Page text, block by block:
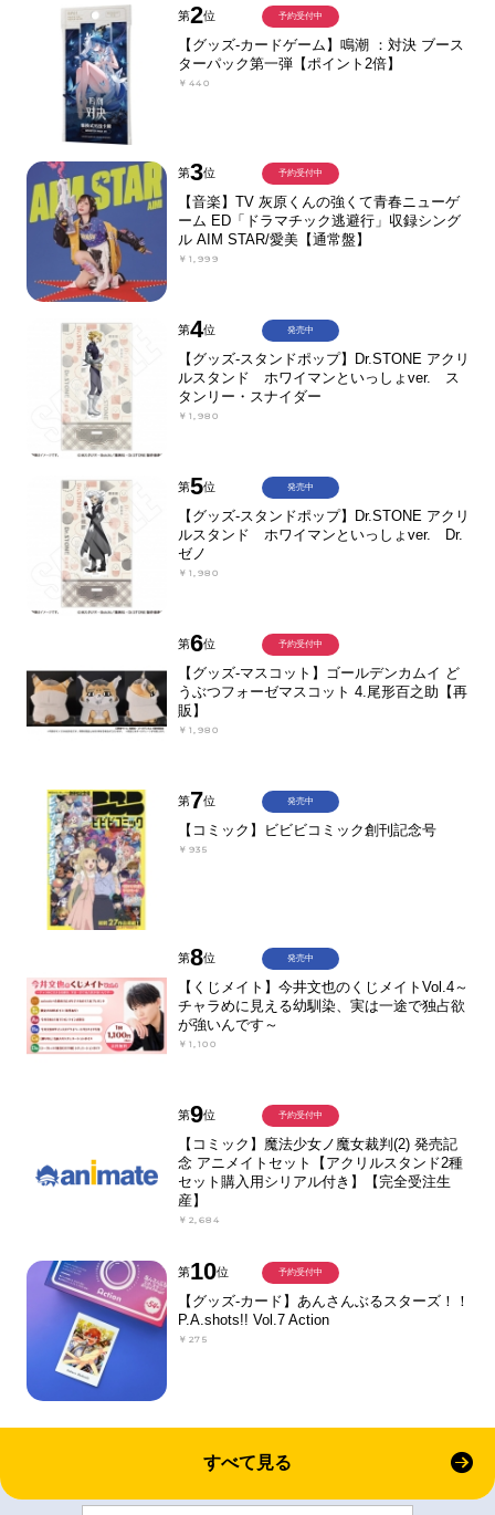
第2位
【グッズ-カードゲーム】鳴潮 ：対決 ブース
ターパック第一弾【ポイント2倍】
￥440
予約受付中
第3位
【音楽】TV 灰原くんの強くて青春ニューゲ
ーム ED「ドラマチック逃避行」収録シング
ル AIM STAR/愛美【通常盤】
￥1,999
予約受付中
第4位
【グッズ-スタンドポップ】Dr.STONE アクリ
ルスタンド ホワイマンといっしょver. ス
タンリー・スナイダー
￥1,980
発売中
第5位
【グッズ-スタンドポップ】Dr.STONE アクリ
ルスタンド ホワイマンといっしょver. Dr.
ゼノ
￥1,980
発売中
第6位
【グッズ-マスコット】ゴールデンカムイ ど
うぶつフォーゼマスコット 4.尾形百之助【再
販】
￥1,980
予約受付中
第7位
【コミック】ビビビコミック創刊記念号
￥935
発売中
第8位
【くじメイト】今井文也のくじメイトVol.4～
チャラめに見える幼馴染、実は一途で独占欲
が強いんです～
￥1,100
発売中
第9位
【コミック】魔法少女ノ魔女裁判(2) 発売記
念 アニメイトセット【アクリルスタンド2種
セット購入用シリアル付き】【完全受注生
産】
￥2,684
予約受付中
第10位
【グッズ-カード】あんさんぶるスターズ！！
P.A.shots!! Vol.7 Action
￥275
予約受付中
すべて見る